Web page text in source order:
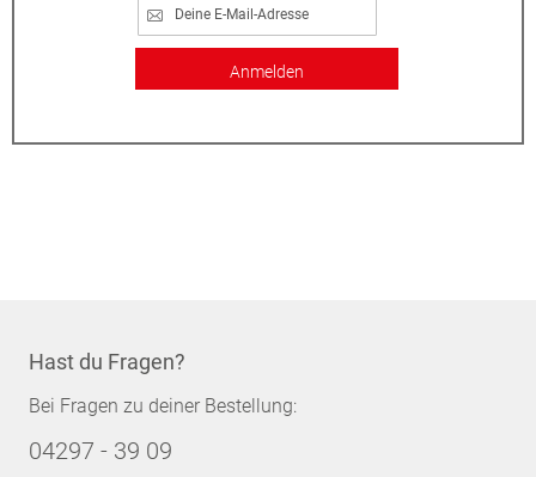
Anmelden
Hast du Fragen?
Bei Fragen zu deiner Bestellung:
04297 - 39 09